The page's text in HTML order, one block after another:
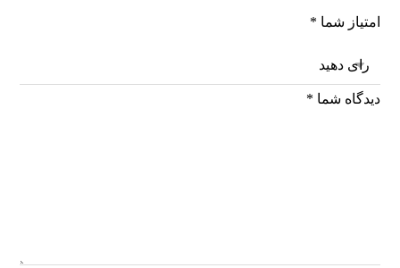
امتیاز شما *
دیدگاه شما *